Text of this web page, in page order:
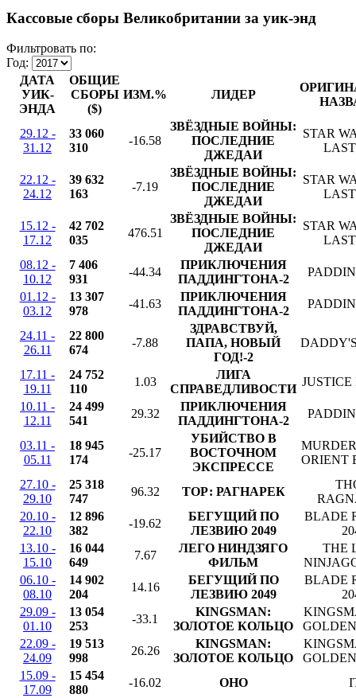
Кассовые сборы Великобритании за уик-энд
Фильтровать по:
Год:
ДАТА
УИК-
ЭНДА
ОБЩИЕ
СБОРЫ
($)
ИЗМ.% ЛИДЕР
29.12 -
31.12
33 060
310
-16.58
ЗВЁЗДНЫЕ ВОЙНЫ:
ПОСЛЕДНИЕ
ДЖЕДАИ
STAR
22.12 -
24.12
39 632
163
-7.19
ЗВЁЗДНЫЕ ВОЙНЫ:
ПОСЛЕДНИЕ
ДЖЕДАИ
STAR
15.12 -
17.12
42 702
035
476.51
ЗВЁЗДНЫЕ ВОЙНЫ:
ПОСЛЕДНИЕ
ДЖЕДАИ
STAR
08.12 -
10.12
7 406
931
-44.34
ПРИКЛЮЧЕНИЯ
ПАДДИНГТОНА-2
01.12 -
03.12
13 307
978
-41.63
ПРИКЛЮЧЕНИЯ
ПАДДИНГТОНА-2
24.11 -
26.11
22 800
674
-7.88
ЗДРАВСТВУЙ,
ПАПА, НОВЫЙ
ГОД!-2
17.11 -
19.11
24 752
110
1.03
ЛИГА
СПРАВЕДЛИВОСТИ
10.11 -
12.11
24 499
541
29.32
ПРИКЛЮЧЕНИЯ
ПАДДИНГТОНА-2
03.11 -
05.11
18 945
174
-25.17
УБИЙСТВО В
ВОСТОЧНОМ
ЭКСПРЕССЕ
ORIENT
27.10 -
29.10
25 318
747
96.32 ТОР: РАГНАРЕК
20.10 -
22.10
12 896
382
-19.62
БЕГУЩИЙ ПО
ЛЕЗВИЮ 2049
BLADE
13.10 -
15.10
16 044
649
7.67
ЛЕГО НИНДЗЯГО
ФИЛЬМ
THE
06.10 -
08.10
14 902
204
14.16
БЕГУЩИЙ ПО
ЛЕЗВИЮ 2049
BLADE
29.09 -
01.10
13 054
253
-33.1
KINGSMAN:
ЗОЛОТОЕ КОЛЬЦО
22.09 -
24.09
19 513
998
26.26
KINGSMAN:
ЗОЛОТОЕ КОЛЬЦО
15.09 -
17.09
15 454
880
-16.02 ОНО